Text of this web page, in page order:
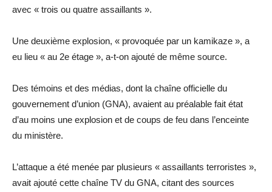
avec « trois ou quatre assaillants ».
Une deuxième explosion, « provoquée par un kamikaze », a
eu lieu « au 2e étage », a-t-on ajouté de même source.
Des témoins et des médias, dont la chaîne officielle du
gouvernement d’union (GNA), avaient au préalable fait état
d’au moins une explosion et de coups de feu dans l’enceinte
du ministère.
L’attaque a été menée par plusieurs « assaillants terroristes »,
avait ajouté cette chaîne TV du GNA, citant des sources